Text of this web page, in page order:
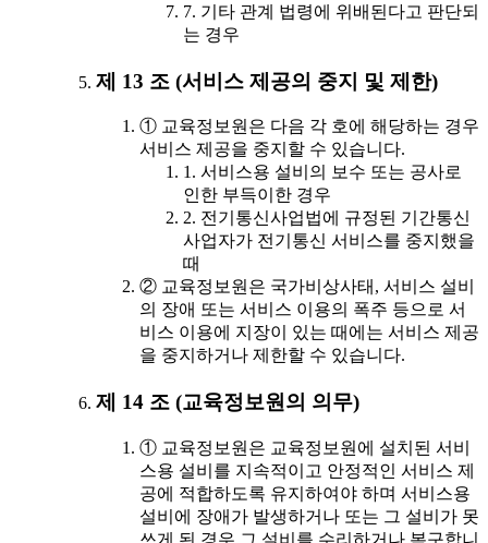
7. 기타 관계 법령에 위배된다고 판단되
는 경우
제 13 조 (서비스 제공의 중지 및 제한)
① 교육정보원은 다음 각 호에 해당하는 경우
서비스 제공을 중지할 수 있습니다.
1. 서비스용 설비의 보수 또는 공사로
인한 부득이한 경우
2. 전기통신사업법에 규정된 기간통신
사업자가 전기통신 서비스를 중지했을
때
② 교육정보원은 국가비상사태, 서비스 설비
의 장애 또는 서비스 이용의 폭주 등으로 서
비스 이용에 지장이 있는 때에는 서비스 제공
을 중지하거나 제한할 수 있습니다.
제 14 조 (교육정보원의 의무)
① 교육정보원은 교육정보원에 설치된 서비
스용 설비를 지속적이고 안정적인 서비스 제
공에 적합하도록 유지하여야 하며 서비스용
설비에 장애가 발생하거나 또는 그 설비가 못
쓰게 된 경우 그 설비를 수리하거나 복구합니